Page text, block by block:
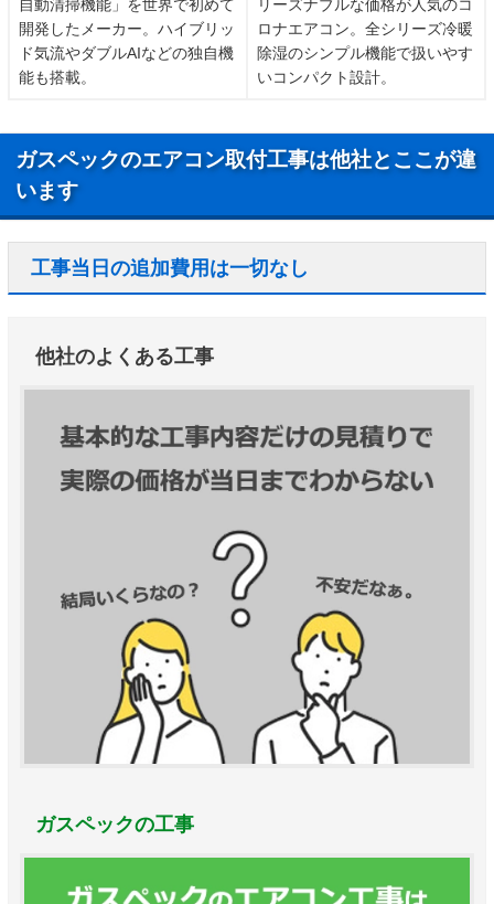
自動清掃機能」を世界で初めて
開発したメーカー。ハイブリッ
ド気流やダブルAIなどの独自機
能も搭載。
リーズナブルな価格が人気のコ
ロナエアコン。全シリーズ冷暖
除湿のシンプル機能で扱いやす
いコンパクト設計。
ガスペックのエアコン取付工事は他社とここが違
います
工事当日の追加費用は一切なし
他社のよくある工事
ガスペックの工事